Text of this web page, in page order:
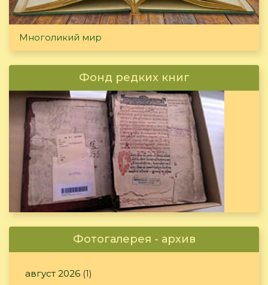
Многоликий мир
Фонд редких книг
Фотогалерея - архив
август 2026 (1)